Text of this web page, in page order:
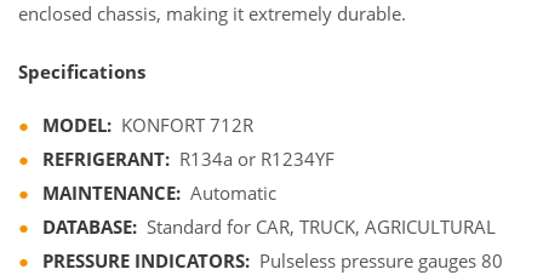
enclosed chassis, making it extremely durable.
Specifications
MODEL: KONFORT 712R
REFRIGERANT: R134a or R1234YF
MAINTENANCE: Automatic
DATABASE: Standard for CAR, TRUCK, AGRICULTURAL
PRESSURE INDICATORS: Pulseless pressure gauges 80